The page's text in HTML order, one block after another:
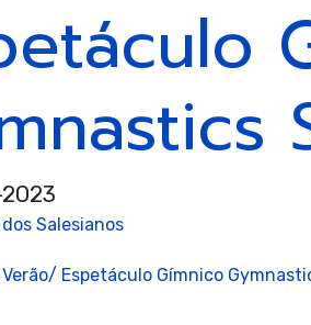
Salesianos